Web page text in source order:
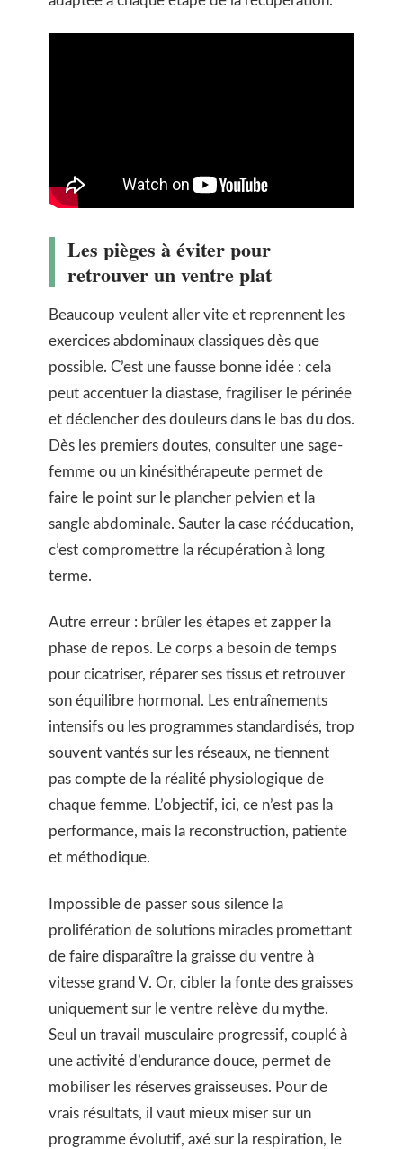
Les pièges à éviter pour
retrouver un ventre plat
Beaucoup veulent aller vite et reprennent les
exercices abdominaux classiques dès que
possible. C’est une fausse bonne idée : cela
peut accentuer la diastase, fragiliser le périnée
et déclencher des douleurs dans le bas du dos.
Dès les premiers doutes, consulter une sage-
femme ou un kinésithérapeute permet de
faire le point sur le plancher pelvien et la
sangle abdominale. Sauter la case rééducation,
c’est compromettre la récupération à long
terme.
Autre erreur : brûler les étapes et zapper la
phase de repos. Le corps a besoin de temps
pour cicatriser, réparer ses tissus et retrouver
son équilibre hormonal. Les entraînements
intensifs ou les programmes standardisés, trop
souvent vantés sur les réseaux, ne tiennent
pas compte de la réalité physiologique de
chaque femme. L’objectif, ici, ce n’est pas la
performance, mais la reconstruction, patiente
et méthodique.
Impossible de passer sous silence la
prolifération de solutions miracles promettant
de faire disparaître la graisse du ventre à
vitesse grand V. Or, cibler la fonte des graisses
uniquement sur le ventre relève du mythe.
Seul un travail musculaire progressif, couplé à
une activité d’endurance douce, permet de
mobiliser les réserves graisseuses. Pour de
vrais résultats, il vaut mieux miser sur un
programme évolutif, axé sur la respiration, le